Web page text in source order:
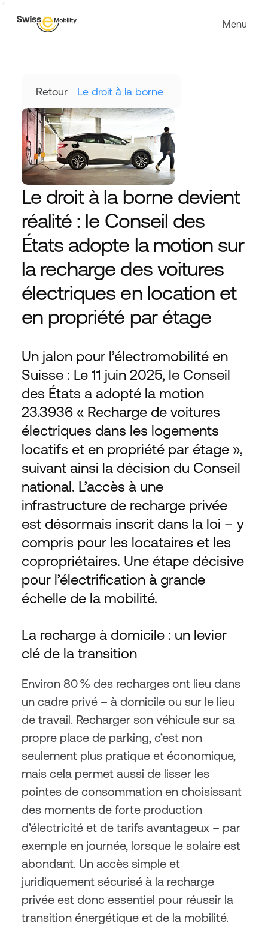
Retour Le droit à la borne
Le droit à la borne devient
réalité : le Conseil des
États adopte la motion sur
la recharge des voitures
électriques en location et
en propriété par étage
Un jalon pour l’électromobilité en
Suisse : Le 11 juin 2025, le Conseil
des États a adopté la motion
23.3936 « Recharge de voitures
électriques dans les logements
locatifs et en propriété par étage »,
suivant ainsi la décision du Conseil
national. L’accès à une
infrastructure de recharge privée
est désormais inscrit dans la loi – y
compris pour les locataires et les
copropriétaires. Une étape décisive
pour l’électrification à grande
échelle de la mobilité.
La recharge à domicile : un levier
clé de la transition
Environ 80 % des recharges ont lieu dans
un cadre privé – à domicile ou sur le lieu
de travail. Recharger son véhicule sur sa
propre place de parking, c’est non
seulement plus pratique et économique,
mais cela permet aussi de lisser les
pointes de consommation en choisissant
des moments de forte production
d’électricité et de tarifs avantageux – par
exemple en journée, lorsque le solaire est
abondant. Un accès simple et
juridiquement sécurisé à la recharge
privée est donc essentiel pour réussir la
transition énergétique et de la mobilité.
Menu